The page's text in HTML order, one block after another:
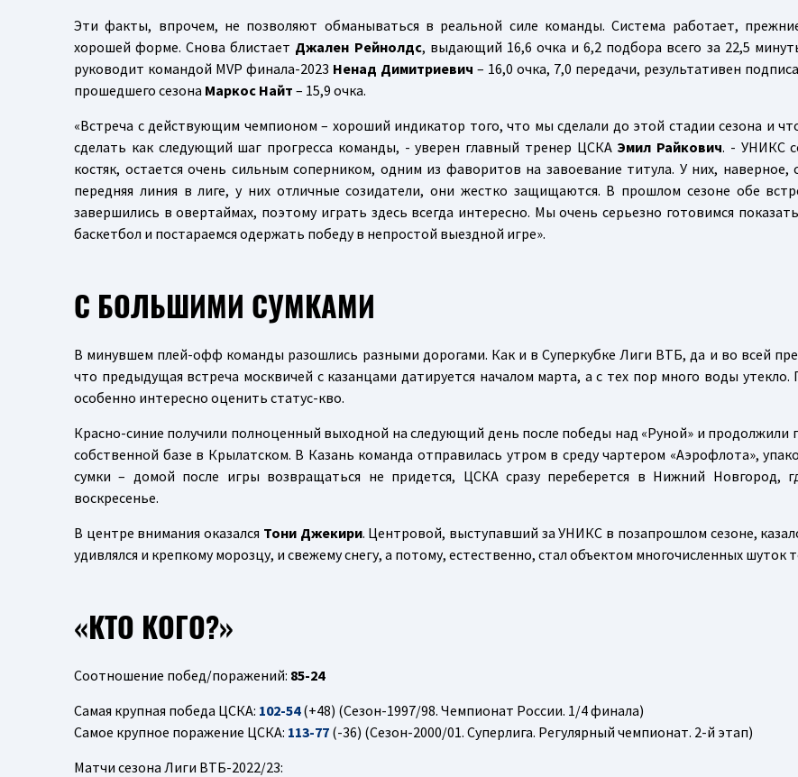
Эти факты, впрочем, не позволяют обманываться в реальной силе команды. Система работает,
хорошей форме. Снова блистает Джален Рейнолдс, выдающий 16,6 очка и 6,2 подбора всего за 22,5
руководит командой MVP финала-2023 Ненад Димитриевич – 16,0 очка, 7,0 передачи, результативен
прошедшего сезона Маркос Найт – 15,9 очка.
«Встреча с действующим чемпионом – хороший индикатор того, что мы сделали до этой стадии сезона и
сделать как следующий шаг прогресса команды, - уверен главный тренер ЦСКА Эмил Райкович. - УНИКС
костяк, остается очень сильным соперником, одним из фаворитов на завоевание титула. У них, наверное,
передняя линия в лиге, у них отличные созидатели, они жестко защищаются. В прошлом сезоне обе
завершились в овертаймах, поэтому играть здесь всегда интересно. Мы очень серьезно готовимся
баскетбол и постараемся одержать победу в непростой выездной игре».
С БОЛЬШИМИ СУМКАМИ
В минувшем плей-офф команды разошлись разными дорогами. Как и в Суперкубке Лиги ВТБ, да и во всей
что предыдущая встреча москвичей с казанцами датируется началом марта, а с тех пор много воды утекло.
особенно интересно оценить статус-кво.
Красно-синие получили полноценный выходной на следующий день после победы над «Руной» и продолжили
собственной базе в Крылатском. В Казань команда отправилась утром в среду чартером «Аэрофлота»,
сумки – домой после игры возвращаться не придется, ЦСКА сразу переберется в Нижний Новгород,
воскресенье.
В центре внимания оказался Тони Джекири. Центровой, выступавший за УНИКС в позапрошлом сезоне,
удивлялся и крепкому морозцу, и свежему снегу, а потому, естественно, стал объектом многочисленных шуток
«КТО КОГО?»
Соотношение побед/поражений: 85-24
Самая крупная победа ЦСКА: 102-54(+48) (Сезон-1997/98. Чемпионат России. 1/4 финала)
Самое крупное поражение ЦСКА: 113-77 (-36) (Сезон-2000/01. Суперлига. Регулярный чемпионат. 2-й этап)
Матчи сезона Лиги ВТБ-2022/23: